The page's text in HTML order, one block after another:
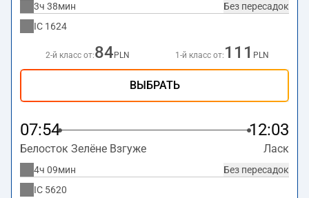
Без пересадок
3ч 38мин
IC 1624
2-й класс от:84 PLN 1-й класс от: 111 PLN
ВЫБРАТЬ
07:54 12:03
Белосток Зелёне Взгуже Ласк
Без пересадок
4ч 09мин
IC 5620